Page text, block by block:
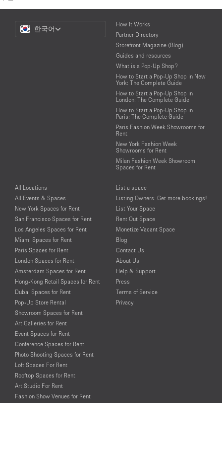
Choose
Language
한국어
How It Works
Partner Directory
Storefront Magazine (Blog)
Guides and resources
What is a Pop-Up Shop?
How to Start a Pop-Up Shop in New
York: The Complete Guide
How to Start a Pop-Up Shop in
London: The Complete Guide
How to Start a Pop-Up Shop in
Paris: The Complete Guide
Paris Fashion Week Showrooms for
Rent
New York Fashion Week
Showrooms for Rent
Milan Fashion Week Showroom
Spaces for Rent
All Locations
All Events & Spaces
New York Spaces for Rent
San Francisco Spaces for Rent
Los Angeles Spaces for Rent
Miami Spaces for Rent
Paris Spaces for Rent
London Spaces for Rent
Amsterdam Spaces for Rent
Hong-Kong Retail Spaces for Rent
Dubai Spaces for Rent
Pop-Up Store Rental
Showroom Spaces for Rent
Art Galleries for Rent
Event Spaces for Rent
Conference Spaces for Rent
Photo Shooting Spaces for Rent
Loft Spaces For Rent
Rooftop Spaces for Rent
Art Studio For Rent
Fashion Show Venues for Rent
List a space
Listing Owners: Get more bookings!
List Your Space
Rent Out Space
Monetize Vacant Space
Blog
Contact Us
About Us
Help & Support
Press
Terms of Service
Privacy